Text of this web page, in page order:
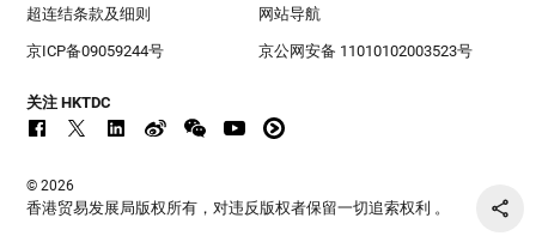
超连结条款及细则 网站导航
京ICP备09059244号 京公网安备 11010102003523号
关注 HKTDC
© 2026
香港贸易发展局版权所有，对违反版权者保留一切追索权利 。